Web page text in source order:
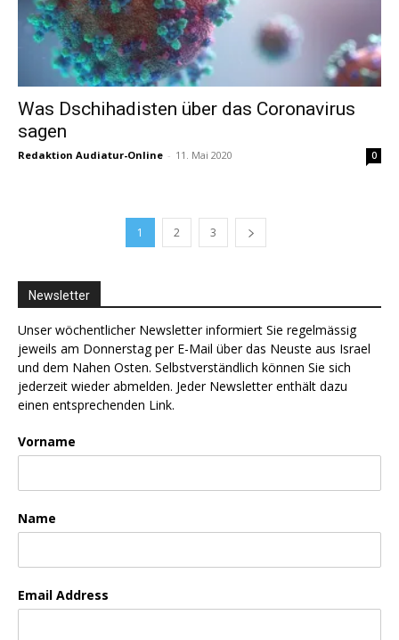
Was Dschihadisten über das Coronavirus
sagen
Redaktion Audiatur-Online - 11. Mai 2020 0
1 2 3
Newsletter
Unser wöchentlicher Newsletter informiert Sie regelmässig
jeweils am Donnerstag per E-Mail über das Neuste aus Israel
und dem Nahen Osten. Selbstverständlich können Sie sich
jederzeit wieder abmelden. Jeder Newsletter enthält dazu
einen entsprechenden Link.
Vorname
Name
Email Address